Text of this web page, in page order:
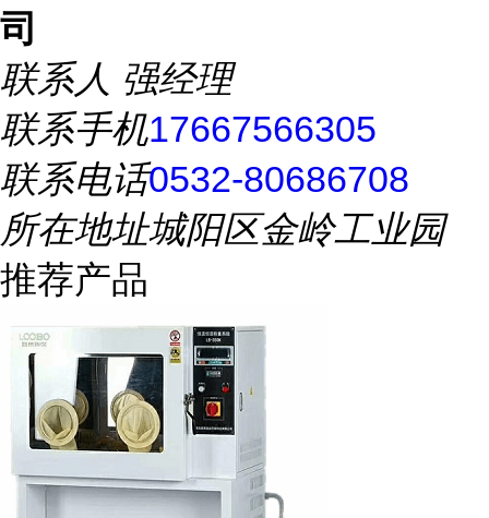
司
联系人 强经理
联系手机17667566305
联系电话0532-80686708
所在地址城阳区金岭工业园
推荐产品